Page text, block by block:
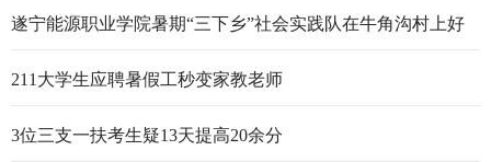
遂宁能源职业学院暑期“三下乡”社会实践队在牛角沟村上好
211大学生应聘暑假工秒变家教老师
3位三支一扶考生疑13天提高20余分